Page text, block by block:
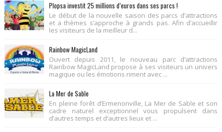
Plopsa investit 25 millions d’euros dans ses parcs !
Le début de la nouvelle saison des parcs d’attractions
et a thèmes s’approche à grands pas. Afin d’accueillir
les visiteurs de la meilleur d...
Rainbow MagicLand
Ouvert depuis 2011, le nouveau parc d’attractions
Rainbow MagicLand propose à ses visiteurs un univers
magique ou les émotions riment avec ...
La Mer de Sable
En pleine forêt d’Ermenonville, La Mer de Sable et son
cadre naturel exceptionnel vous propulsent dans
d’autres temps et d’autres lieux et ...